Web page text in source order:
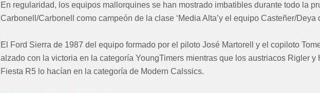
En regularidad, los equipos mallorquines se han mostrado imbatibles durante todo la
Carbonell/Carbonell como campeón de la clase ‘Media Alta’y el equipo Casteñer/Deya
El Ford Sierra de 1987 del equipo formado por el piloto José Martorell y el copiloto
alzado con la victoria en la categoría YoungTimers mientras que los austriacos Rigler y
Fiesta R5 lo hacían en la categoría de Modern Calssics.